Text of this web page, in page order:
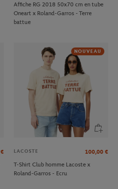
Affiche RG 2018 50x70 cm en tube
Oneart x Roland-Garros - Terre
battue
€
NOUVEAU
LACOSTE 100,00 €
T-Shirt Club homme Lacoste x
Roland-Garros - Ecru